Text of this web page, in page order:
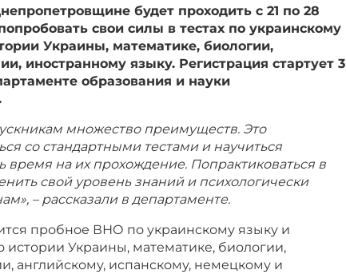
будет проходить с 21 по 28
свои силы в тестах по украинскому
Украины, математике, биологии,
иностранному языку. Регистрация стартует 3
образования и науки
множество преимуществ. Это
со стандартными тестами и научиться
время на их прохождение. Попрактиковаться в
свой уровень знаний и психологически
– рассказали в департаменте.
пробное ВНО по украинскому языку и
истории Украины, математике, биологии,
английскому, испанскому, немецкому и